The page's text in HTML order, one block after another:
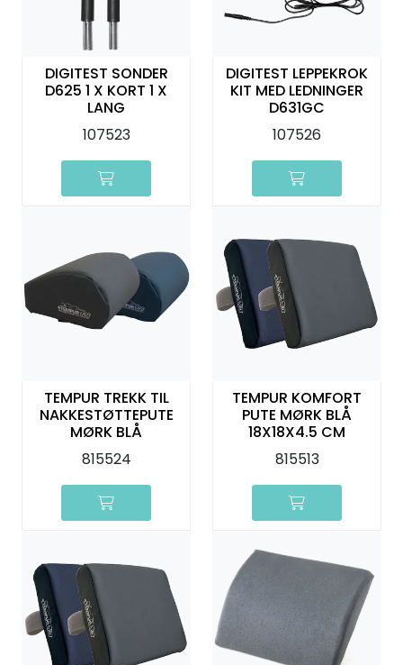
DIGITEST SONDER
D625 1 X KORT 1 X
LANG
107523
DIGITEST LEPPEKROK
KIT MED LEDNINGER
D631GC
107526
TEMPUR TREKK TIL
NAKKESTØTTEPUTE
MØRK BLÅ
815524
TEMPUR KOMFORT
PUTE MØRK BLÅ
18X18X4.5 CM
815513
Hygiene